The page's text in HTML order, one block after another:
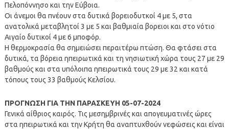
Πελοπόννησο και την Εύβοια.
Οι άνεμοι θα πνέουν στα δυτικά βορειοδυτκοί 4 με 5, στα
ανατολικά μεταβλητοί 3 με 5 και βαθμιαία βορειοι και στο νότιο
Αιγαίο δυτικοί 4 με 6 μποφόρ.
Η θερμοκρασία θα σημειώσει περαιτέρω πτώση. Θα φτάσει στα
δυτικά, τα βόρεια ηπειρωτικά και τη νησιωτική χώρα τους 27 με 29
βαθμούς και στα υπόλοιπα ηπειρωτικά τους 29 με 32 και κατά
τόπους τους 33 βαθμούς Κελσίου.
ΠΡΟΓΝΩΣΗ ΓΙΑ ΤΗΝ ΠΑΡΑΣΚΕΥΗ 05-07-2024
Γενικά αίθριος καιρός. Τις μεσημβρινές και απογευματινές ώρες
στα ηπειρωτικά και την Κρήτη θα αναπτυχθούν νεφώσεις και είναι